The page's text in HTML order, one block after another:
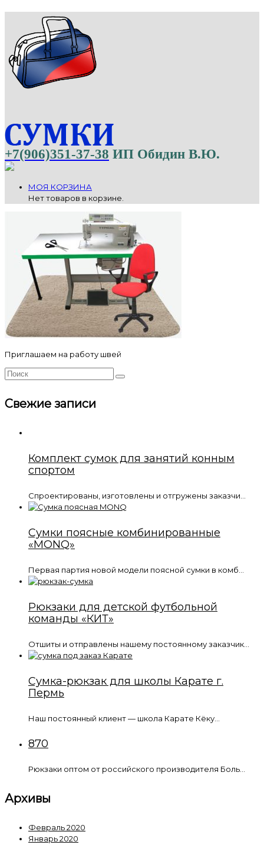
+7(906)351-37-38 ИП Обидин В.Ю.
МОЯ КОРЗИНА
Нет товаров в корзине.
Приглашаем на работу швей
Свежие записи
Комплект сумок для занятий конным
спортом
Спроектированы, изготовлены и отгружены заказчи...
Сумки поясные комбинированные
«MONQ»
Первая партия новой модели поясной сумки в комб...
Рюкзаки для детской футбольной
команды «КИТ»
Отшиты и отправлены нашему постоянному заказчик...
Сумка-рюкзак для школы Карате г.
Пермь
Наш постоянный клиент — школа Карате Кёку...
870
Рюкзаки оптом от российского производителя Боль...
Архивы
Февраль 2020
Январь 2020